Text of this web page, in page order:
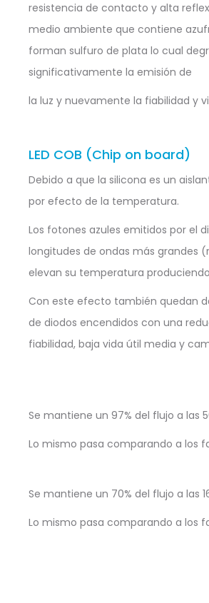
resistencia de contacto y alta
medio ambiente que contiene
forman sulfuro de plata lo cual
significativamente la emisión de
la luz y nuevamente la fiabilidad y
LED COB (Chip on board)
Debido a que la silicona es un
por efecto de la temperatura.
Los fotones azules emitidos por el
longitudes de ondas más grandes
elevan su temperatura
Con este efecto también quedan
de diodos encendidos con una
fiabilidad, baja vida útil media y
Se mantiene un 97% del flujo a las
Lo mismo pasa comparando a los
Se mantiene un 70% del flujo a las
Lo mismo pasa comparando a los